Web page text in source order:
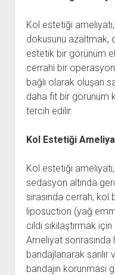
Kol estetiği
dokusunu azaltmak,
estetik bir görünüm
cerrahi bir
bağlı olarak oluşan
daha fit bir görünüm
tercih edilir.
Kol Estetiği
Kol estetiği
sedasyon altında
sırasında cerrah,
liposuction (yağ
cildi sıkılaştırmak
Ameliyat sonrasında
bandajlanarak sarılır
bandajın korunması